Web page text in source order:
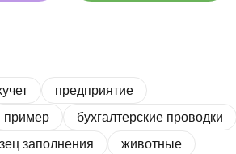
предприятие
пример
бухгалтерские проводки
заполнения
животные